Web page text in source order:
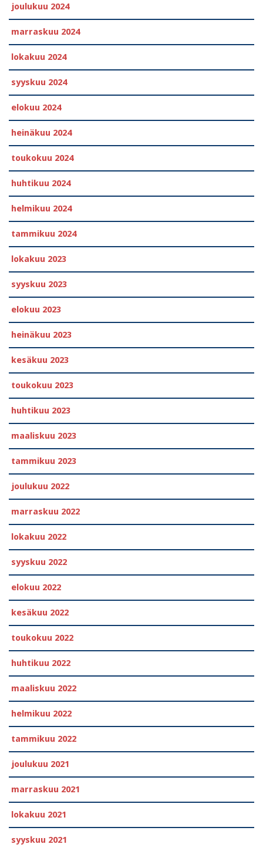
joulukuu 2024
marraskuu 2024
lokakuu 2024
syyskuu 2024
elokuu 2024
heinäkuu 2024
toukokuu 2024
huhtikuu 2024
helmikuu 2024
tammikuu 2024
lokakuu 2023
syyskuu 2023
elokuu 2023
heinäkuu 2023
kesäkuu 2023
toukokuu 2023
huhtikuu 2023
maaliskuu 2023
tammikuu 2023
joulukuu 2022
marraskuu 2022
lokakuu 2022
syyskuu 2022
elokuu 2022
kesäkuu 2022
toukokuu 2022
huhtikuu 2022
maaliskuu 2022
helmikuu 2022
tammikuu 2022
joulukuu 2021
marraskuu 2021
lokakuu 2021
syyskuu 2021